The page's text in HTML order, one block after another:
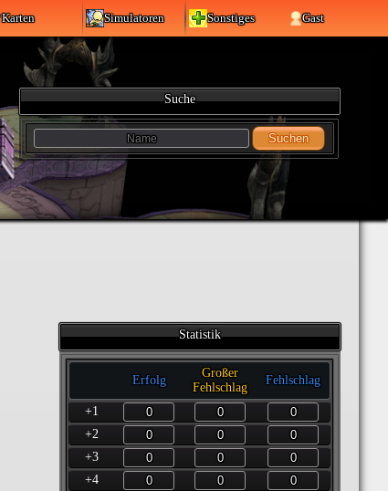
Karten Simulatoren Sonstiges Gast
Suche
Suchen
Statistik
Erfolg
Großer
Fehlschlag
Fehlschlag
+1
+2
+3
+4